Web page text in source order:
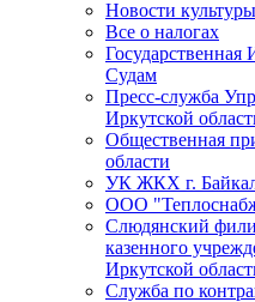
Новости
Все о налогах
Судам
Пресс-служба
Иркутской
Общественная
области
УК ЖКХ г.
ООО
Слюдянский
казенного
Иркутской
Служба по